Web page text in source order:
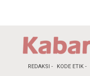
REDAKSI KODE ETIK